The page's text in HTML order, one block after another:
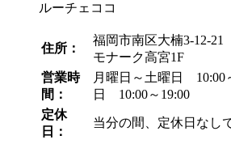
ルーチェココ
住所：
福岡市南区大楠3-12-21
モナーク高宮1F
営業時
間：
月曜日～土曜日 10:00
日 10:00～19:00
定休
日：
当分の間、定休日なし